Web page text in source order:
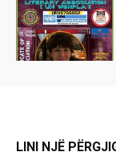
LINI NJË